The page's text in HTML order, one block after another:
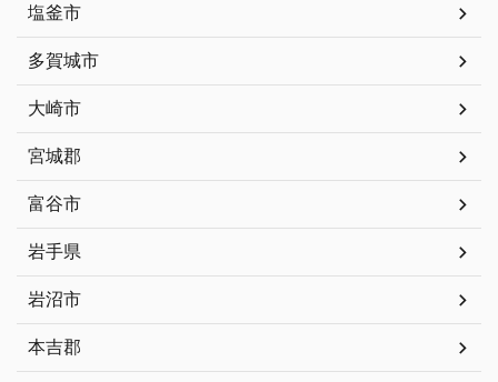
塩釜市
多賀城市
大崎市
宮城郡
富谷市
岩手県
岩沼市
本吉郡